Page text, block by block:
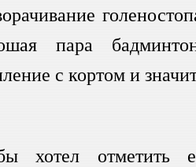
пара
с кортом и
хотел отметить